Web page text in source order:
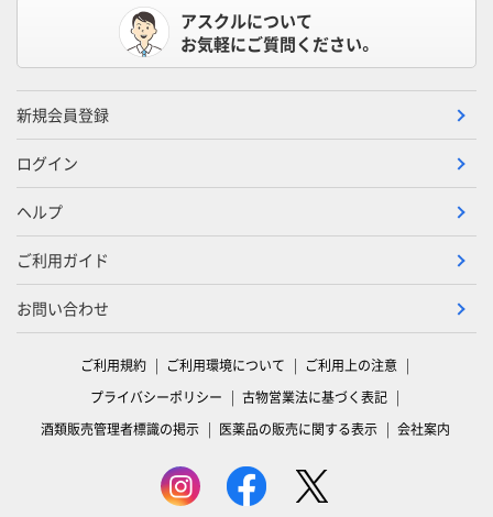
アスクルについて
お気軽にご質問ください。
新規会員登録
ログイン
ヘルプ
ご利用ガイド
お問い合わせ
ご利用規約 ご利用環境について
ご利用上の注意
プライバシーポリシー
古物営業法に基づく表記
酒類販売管理者標識の掲示
医薬品の販売に関する表示 会社案内